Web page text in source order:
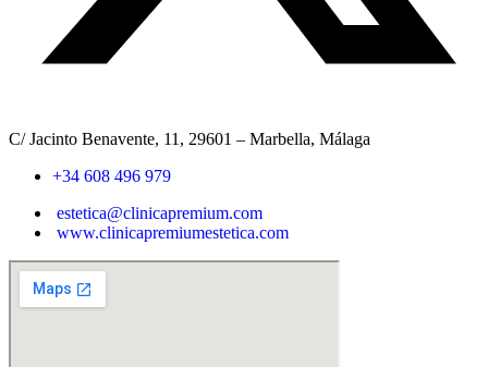
C/ Jacinto Benavente, 11, 29601 – Marbella, Málaga​
+34 608 496 979
estetica@clinicapremium.com
www.clinicapremiumestetica.com